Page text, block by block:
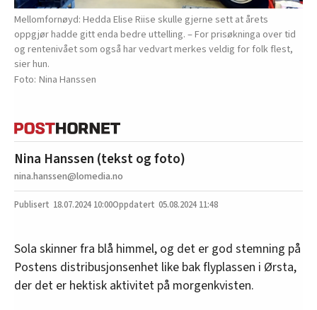
Mellomfornøyd: Hedda Elise Riise skulle gjerne sett at årets
oppgjør hadde gitt enda bedre uttelling. – For prisøkninga over tid
og rentenivået som også har vedvart merkes veldig for folk flest,
sier hun.
Nina Hanssen
Nina Hanssen (tekst og foto)
nina.hanssen@lomedia.no
18.07.2024 10:00 05.08.2024 11:48
Sola skinner fra blå himmel, og det er god stemning på
Postens distribusjonsenhet like bak flyplassen i Ørsta,
der det er hektisk aktivitet på morgenkvisten.